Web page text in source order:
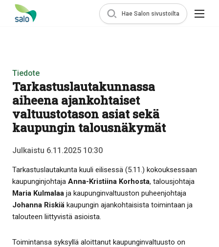
Hae Salon sivustoilta
Tiedote
Tarkastuslautakunnassa
aiheena ajankohtaiset
valtuustotason asiat sekä
kaupungin talousnäkymät
Julkaistu 6.11.2025 10:30
Tarkastuslautakunta kuuli eilisessä (5.11.) kokouksessaan
kaupunginjohtaja Anna-Kristiina Korhosta, talousjohtaja
Maria Kulmalaa ja kaupunginvaltuuston puheenjohtaja
Johanna Riskiä kaupungin ajankohtaisista toimintaan ja
talouteen liittyvistä asioista.
Toimintansa syksyllä aloittanut kaupunginvaltuusto on